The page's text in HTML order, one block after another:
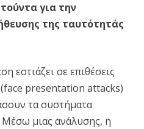
για την
της ταυτότητάς
εστιάζει σε επιθέσεις
presentation attacks)
τα συστήματα
μιας ανάλυσης, η